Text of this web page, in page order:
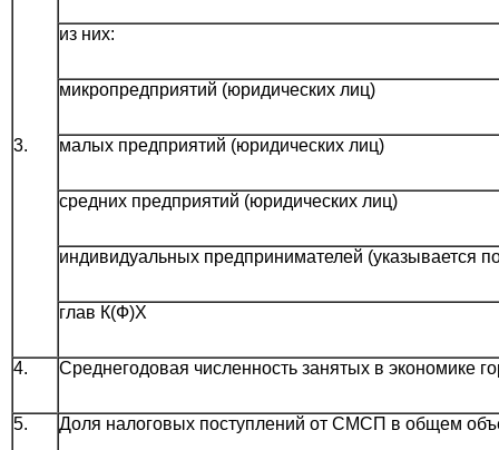
3.
из них:
микропредприятий (юридических лиц)
малых предприятий (юридических лиц)
средних предприятий (юридических лиц)
индивидуальных предпринимателей (указывается
глав К(Ф)Х
4. Среднегодовая численность занятых в экономике
5. Доля налоговых поступлений от СМСП в общем